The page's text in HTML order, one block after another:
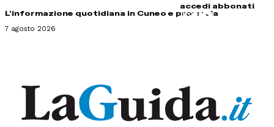
accedi abbonati
L'informazione quotidiana in Cuneo e provincia
7 agosto 2026